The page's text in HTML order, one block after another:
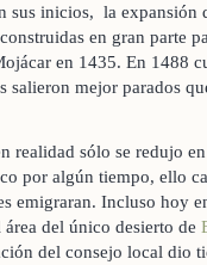
sus inicios, la expansión
en gran parte
en 1435. En 1488
salieron mejor parados
realidad sólo se redujo
por algún tiempo, ello
emigraran. Incluso hoy
del único desierto de
del consejo local dio